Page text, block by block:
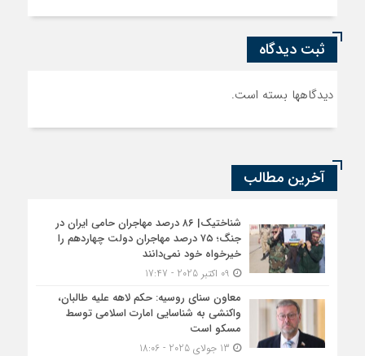
ثبت دیدگاه
دیدگاهها بسته است.
آخرین مطالب
شناختیک| ۸۶ درصد مهاجران حامی ایران در
جنگ؛ ۷۵ درصد مهاجران دولت چهاردهم را
خیرخواه خود نمی‌دانند
معاون سنای روسیه: حکم لاهه علیه طالبان،
واکنشی به شناسایی امارت اسلامی توسط
مسکو است